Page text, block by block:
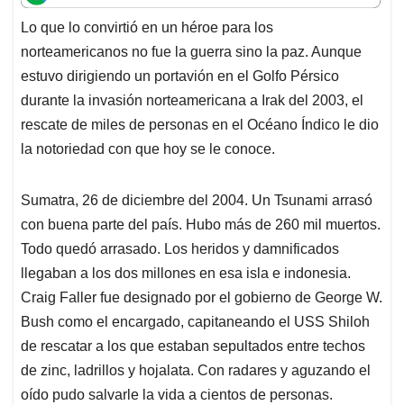
t
s
A
p
p
e
b
o
o
k
k
e
d
I
n
i
l
e
a
d
s
Lo que lo convirtió en un héroe para los
norteamericanos no fue la guerra sino la paz. Aunque
estuvo dirigiendo un portavión en el Golfo Pérsico
durante la invasión norteamericana a Irak del 2003, el
rescate de miles de personas en el Océano Índico le dio
la notoriedad con que hoy se le conoce.
Sumatra, 26 de diciembre del 2004. Un Tsunami arrasó
con buena parte del país. Hubo más de 260 mil muertos.
Todo quedó arrasado. Los heridos y damnificados
llegaban a los dos millones en esa isla e indonesia.
Craig Faller fue designado por el gobierno de George W.
Bush como el encargado, capitaneando el USS Shiloh
de rescatar a los que estaban sepultados entre techos
de zinc, ladrillos y hojalata. Con radares y aguzando el
oído pudo salvarle la vida a cientos de personas.